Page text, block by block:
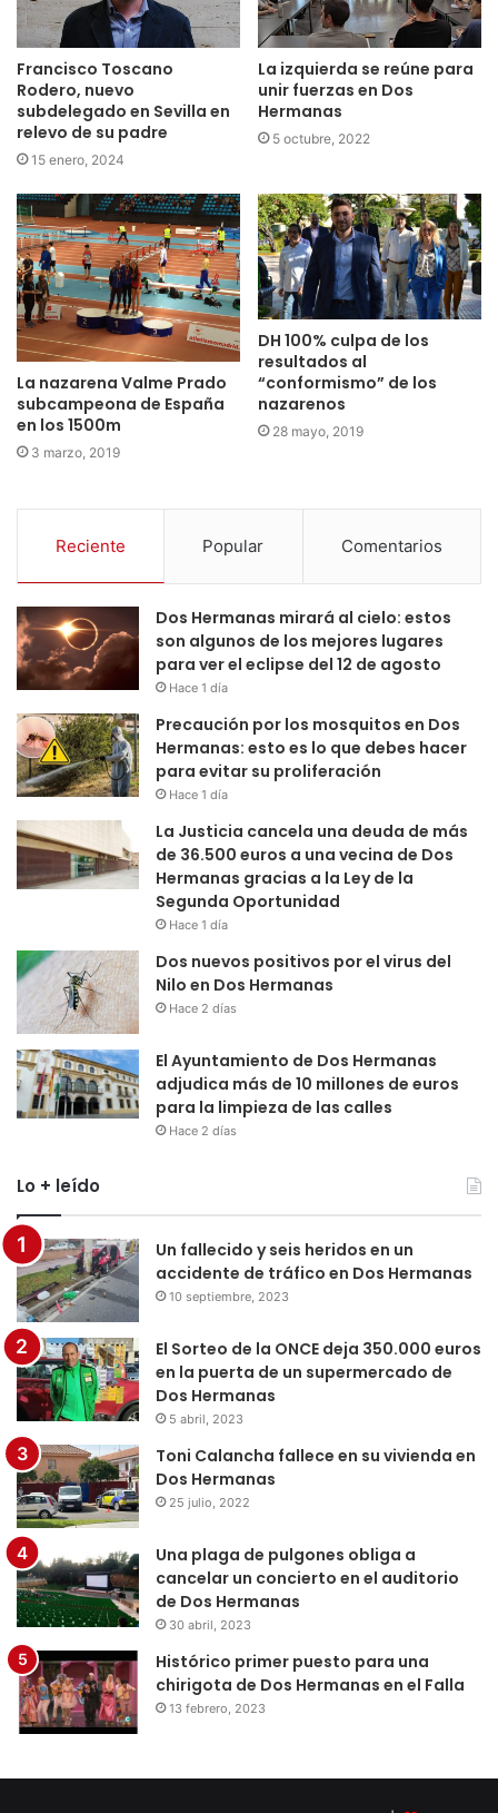
Francisco Toscano
Rodero, nuevo
subdelegado en Sevilla en
relevo de su padre
15 enero, 2024
La izquierda se reúne para
unir fuerzas en Dos
Hermanas
5 octubre, 2022
La nazarena Valme Prado
subcampeona de España
en los 1500m
3 marzo, 2019
DH 100% culpa de los
resultados al
“conformismo” de los
nazarenos
28 mayo, 2019
Reciente Popular Comentarios
Dos Hermanas mirará al cielo: estos
son algunos de los mejores lugares
para ver el eclipse del 12 de agosto
Hace 1 día
Precaución por los mosquitos en Dos
Hermanas: esto es lo que debes hacer
para evitar su proliferación
Hace 1 día
La Justicia cancela una deuda de más
de 36.500 euros a una vecina de Dos
Hermanas gracias a la Ley de la
Segunda Oportunidad
Hace 1 día
Dos nuevos positivos por el virus del
Nilo en Dos Hermanas
Hace 2 días
El Ayuntamiento de Dos Hermanas
adjudica más de 10 millones de euros
para la limpieza de las calles
Hace 2 días
Lo + leído
Un fallecido y seis heridos en un
accidente de tráfico en Dos Hermanas
10 septiembre, 2023
El Sorteo de la ONCE deja 350.000 euros
en la puerta de un supermercado de
Dos Hermanas
5 abril, 2023
Toni Calancha fallece en su vivienda en
Dos Hermanas
25 julio, 2022
Una plaga de pulgones obliga a
cancelar un concierto en el auditorio
de Dos Hermanas
30 abril, 2023
Histórico primer puesto para una
chirigota de Dos Hermanas en el Falla
13 febrero, 2023